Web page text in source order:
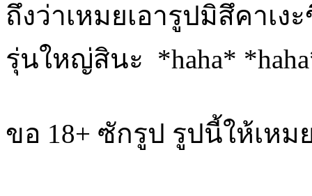
ถึงว่าเหมยเอารูปมิสึคาเ
รุ่นใหญ่สินะ *haha*
ขอ 18+ ซักรูป รูปนี้ให้เห